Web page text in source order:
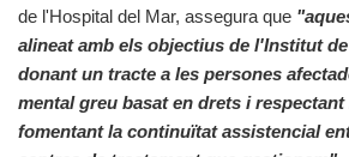
de l'Hospital del Mar, assegura que
alineat amb els objectius de l'Institut
donant un tracte a les persones
mental greu basat en drets i
fomentant la continuïtat assistencial